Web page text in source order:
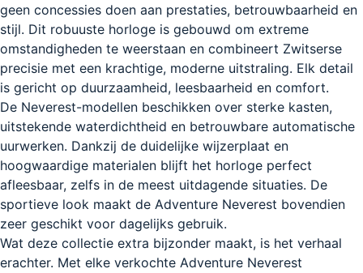
geen concessies doen aan prestaties, betrouwbaarheid en
stijl. Dit robuuste horloge is gebouwd om extreme
omstandigheden te weerstaan en combineert Zwitserse
precisie met een krachtige, moderne uitstraling. Elk detail
is gericht op duurzaamheid, leesbaarheid en comfort.
De Neverest-modellen beschikken over sterke kasten,
uitstekende waterdichtheid en betrouwbare automatische
uurwerken. Dankzij de duidelijke wijzerplaat en
hoogwaardige materialen blijft het horloge perfect
afleesbaar, zelfs in de meest uitdagende situaties. De
sportieve look maakt de Adventure Neverest bovendien
zeer geschikt voor dagelijks gebruik.
Wat deze collectie extra bijzonder maakt, is het verhaal
erachter. Met elke verkochte Adventure Neverest